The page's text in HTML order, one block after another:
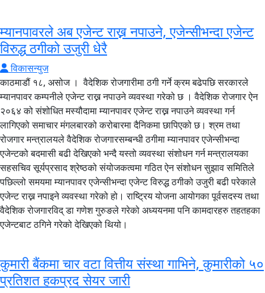
म्यानपावरले अब एजेन्ट राख्न नपाउने, एजेन्सीभन्दा एजेन्ट
विरुद्ध ठगीको उजुरी धेरै
विकासन्युज
काठमाडौं १८, असोज । वैदेशिक रोजगारीमा ठगी गर्ने क्रम बढेपछि सरकारले
म्यानपावर कम्पनीले एजेन्ट राख्न नपाउने व्यवस्था गरेको छ । वैदेशिक रोजगार ऐन
२०६४ को संशोधित मस्यौदामा म्यानपावर एजेन्ट राख्न नपाउने व्यवस्था गर्न
लागिएको समाचार मंगलबारको करोबारमा दैनिकमा छापिएको छ। श्रम तथा
रोजगार मन्त्रालयले वैदेशिक रोजगारसम्बन्धी ठगीमा म्यानपावर एजेन्सीभन्दा
एजेन्टको बदमासी बढी देखिएको भन्दै यस्तो व्यवस्था संशोधन गर्न मन्त्रालयका
सहसचिव सूर्यप्रसाद श्रेष्ठको संयोजकत्वमा गठित ऐन संशोधन सुझाव समितिले
पछिल्लो समयमा म्यानपावर एजेन्सीभन्दा एजेन्ट विरुद्ध ठगीको उजुरी बढी परेकाले
एजेन्ट राख्न नपाइने व्यवस्था गरेको हो। राष्ट्रिय योजना आयोगका पूर्वसदस्य तथा
वैदेशिक रोजगारविद् डा गणेश गुरुङले गरेको अध्ययनमा पनि कामदारहरु तहतहका
एजेन्टबाट ठगिने गरेको देखिएको थियो।
कुमारी बैंकमा चार वटा वित्तीय संस्था गाभिने, कुमारीको ५०
प्रतिशत हकप्रद सेयर जारी